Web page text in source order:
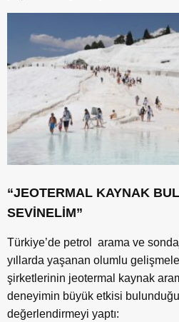
“JEOTERMAL KAYNAK
SEVİNELİM”
Türkiye’de petrol arama ve
yıllarda yaşanan olumlu
şirketlerinin jeotermal kaynak
deneyimin büyük etkisi
değerlendirmeyi yaptı: